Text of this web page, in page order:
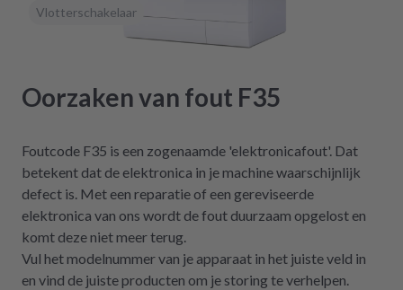
Vlotterschakelaar
Oorzaken van fout F35
Foutcode F35 is een zogenaamde 'elektronicafout'. Dat
betekent dat de elektronica in je machine waarschijnlijk
defect is. Met een reparatie of een gereviseerde
elektronica van ons wordt de fout duurzaam opgelost en
komt deze niet meer terug.
Vul het modelnummer van je apparaat in het juiste veld in
en vind de juiste producten om je storing te verhelpen.